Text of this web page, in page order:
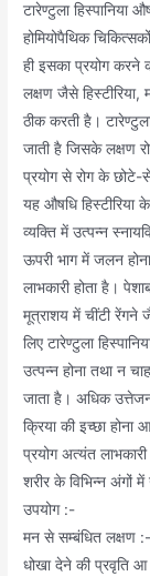
टारेण्टुला
होमियोपैथिक
ही इसका प्रयोग करने
लक्षण जैसे हिस्टीरिया,
ठीक करती है।
जाती है जिसके लक्षण
प्रयोग से रोग के छोटे-
यह औषधि हिस्टीरिया
व्यक्ति में उत्पन्न
ऊपरी भाग में जलन
लाभकारी होता है।
मूत्राशय में चींटी रेंगने
लिए टारेण्टुला
उत्पन्न होना तथा न
जाता है। अधिक
क्रिया की इच्छा होना
प्रयोग अत्यंत लाभकारी
शरीर के विभिन्न अंगों
उपयोग :-
मन से सम्बंधित लक्षण
धोखा देने की प्रवृति